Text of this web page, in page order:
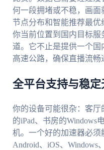
何一段拥堵或不稳，画面
节点分布和智能推荐最
你当前位置到国内目标
道。它不止是提供一个
高速公路，确保直播流畅
全平台支持与稳
你的设备可能很杂：客
的iPad、书房的Windows
机。一个好的加速器必
Android、iOS、Windows